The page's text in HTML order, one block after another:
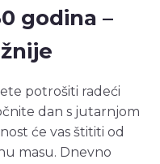
godina –
potrošiti radeći
dan s jutarnjom
će vas štititi od
masu. Dnevno